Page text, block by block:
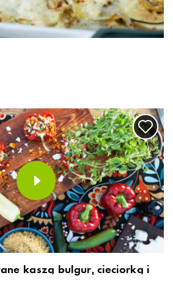
kaszą bulgur, cieciorką i